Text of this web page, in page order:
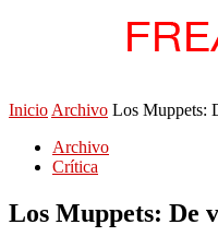
Inicio Archivo Los Muppets:
Archivo
Crítica
Los Muppets: De